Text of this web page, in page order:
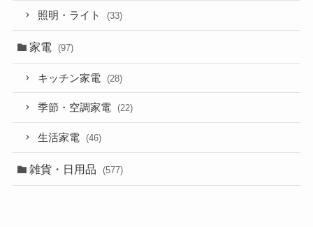
照明・ライト (33)
家電 (97)
キッチン家電 (28)
季節・空調家電 (22)
生活家電 (46)
雑貨・日用品 (577)